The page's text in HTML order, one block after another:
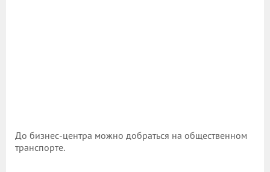
До бизнес-центра можно добраться на общественном
транспорте.